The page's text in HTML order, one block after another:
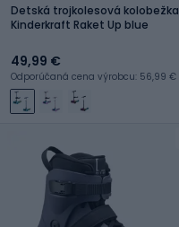
Detská trojkolesová kolobežka
Kinderkraft Raket Up blue
49,99 €
Odporúčaná cena výrobcu: 56,99 €